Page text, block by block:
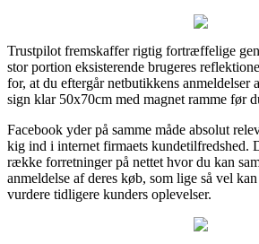
Trustpilot fremskaffer rigtig fortræffelige
stor portion eksisterende brugeres
for, at du eftergår netbutikkens anmeldelser
sign klar 50x70cm med magnet ramme før
Facebook yder på samme måde absolut
kig ind i internet firmaets kundetilfredshed.
række forretninger på nettet hvor du kan
anmeldelse af deres køb, som lige så vel
vurdere tidligere kunders oplevelser.